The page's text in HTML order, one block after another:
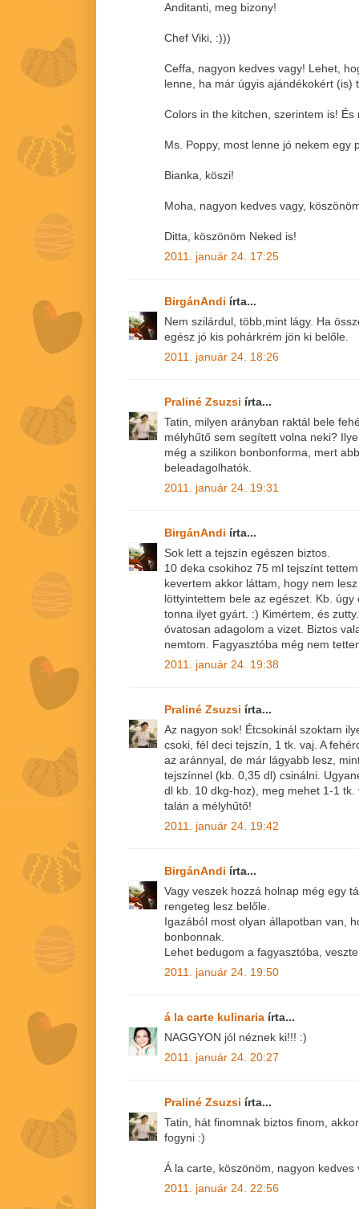
Anditanti, meg bizony!
Chef Viki, :)))
Ceffa, nagyon kedves vagy! Lehet,
lenne, ha már úgyis ajándékokért (is)
Colors in the kitchen, szerintem is!
Ms. Poppy, most lenne jó nekem egy
Bianka, köszi!
Moha, nagyon kedves vagy,
Ditta, köszönöm Neked is!
2011. január 24. 17:25
BirgánAndi írta...
Nem szilárdul, több,mint lágy. Ha
egész jó kis pohárkrém jön ki belőle.
2011. január 24. 18:26
Praliné Zsuzsi írta...
Tatin, milyen arányban raktál bele
mélyhűtő sem segített volna neki?
még a szilikon bonbonforma, mert
beleadagolhatók.
2011. január 24. 19:31
BirgánAndi írta...
Sok lett a tejszín egészen biztos.
10 deka csokihoz 75 ml tejszínt
kevertem akkor láttam, hogy nem
löttyintettem bele az egészet. Kb.
tonna ilyet gyárt. :) Kimértem, és
óvatosan adagolom a vizet. Biztos
nemtom. Fagyasztóba még nem
2011. január 24. 19:38
Praliné Zsuzsi írta...
Az nagyon sok! Étcsokinál szoktam
csoki, fél deci tejszín, 1 tk. vaj. A
az aránnyal, de már lágyabb lesz,
tejszínnel (kb. 0,35 dl) csinálni.
dl kb. 10 dkg-hoz), meg mehet 1-1
talán a mélyhűtő!
2011. január 24. 19:42
BirgánAndi írta...
Vagy veszek hozzá holnap még egy
rengeteg lesz belőle.
Igazából most olyan állapotban van,
bonbonnak.
Lehet bedugom a fagyasztóba,
2011. január 24. 19:50
á la carte kulinaria írta...
NAGGYON jól néznek ki!!! :)
2011. január 24. 20:27
Praliné Zsuzsi írta...
Tatin, hát finomnak biztos finom,
fogyni :)
Á la carte, köszönöm, nagyon kedves
2011. január 24. 22:56